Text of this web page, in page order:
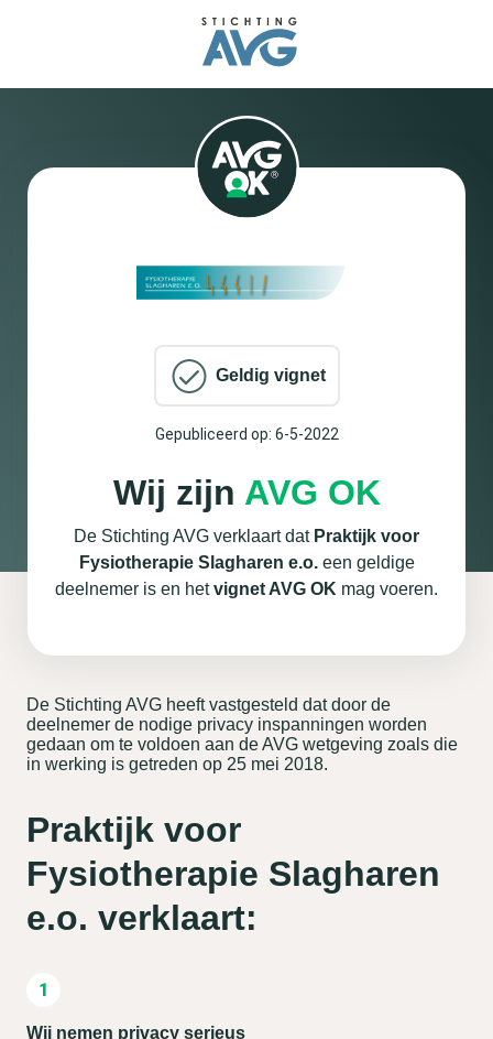
Geldig vignet
Gepubliceerd op: 6-5-2022
Wij zijn AVG OK
De Stichting AVG verklaart dat Praktijk voor
Fysiotherapie Slagharen e.o.een geldige
deelnemer is en hetvignet AVG OK mag voeren.
De Stichting AVG heeft vastgesteld dat door de
deelnemer de nodige privacy inspanningen worden
gedaan om te voldoen aan de AVG wetgeving zoals die
in werking is getreden op 25 mei 2018.
Praktijk voor
Fysiotherapie Slagharen
e.o. verklaart:
Wij nemen privacy serieus